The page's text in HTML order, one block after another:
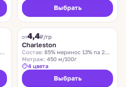
Выбрать
от4,4₽/гр
Charleston
Состав: 85% меринос 13% па 2% эластан
Метраж: 450 м/100г
4 цвета
Выбрать